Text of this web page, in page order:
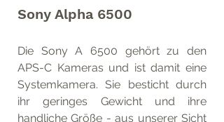
Sony Alpha 6500
Die Sony A 6500 gehört zu den
APS-C Kameras und ist damit eine
Systemkamera. Sie besticht durch
ihr geringes Gewicht und ihre
handliche Größe - aus unserer Sicht